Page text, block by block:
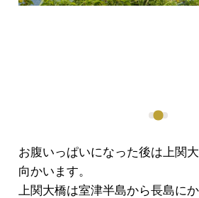
お腹いっぱいになった後は上関
向かいます。
上関大橋は室津半島から長島に